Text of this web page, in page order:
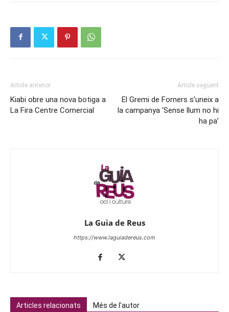
Article anterior
Kiabi obre una nova botiga a
La Fira Centre Comercial
Article següent
El Gremi de Forners s’uneix a
la campanya ‘Sense llum no hi
ha pa’
La Guia de Reus
https://www.laguiadereus.com
Articles relacionats Més de l'autor